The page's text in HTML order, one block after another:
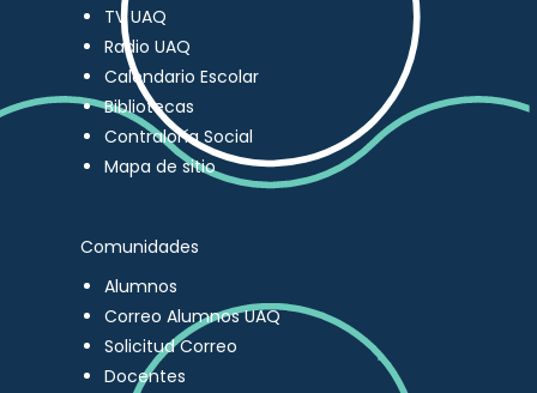
TV UAQ
Radio UAQ
Calendario Escolar
Bibliotecas
Contraloría Social
Mapa de sitio
Comunidades
Alumnos
Correo Alumnos UAQ
Solicitud Correo
Docentes